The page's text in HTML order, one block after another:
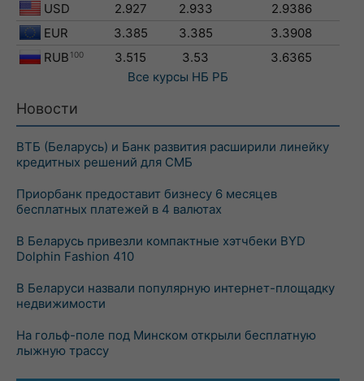
USD 2.927 2.933
2.9386
EUR
3.385 3.385
3.3908
RUB 100 3.515 3.53
3.6365
Все курсы НБ РБ
Новости
ВТБ (Беларусь) и Банк развития расширили линейку
кредитных решений для СМБ
Приорбанк предоставит бизнесу 6 месяцев
бесплатных платежей в 4 валютах
В Беларусь привезли компактные хэтчбеки BYD
Dolphin Fashion 410
В Беларуси назвали популярную интернет-площадку
недвижимости
На гольф-поле под Минском открыли бесплатную
лыжную трассу